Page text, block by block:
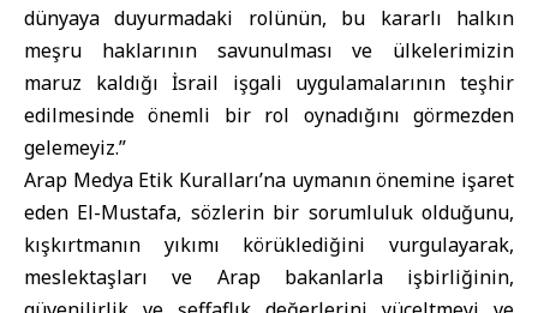
dünyaya duyurmadaki rolünün, bu kararlı halkın
meşru haklarının savunulması ve ülkelerimizin
maruz kaldığı İsrail işgali uygulamalarının teşhir
edilmesinde önemli bir rol oynadığını görmezden
gelemeyiz.”
Arap Medya Etik Kuralları’na uymanın önemine işaret
eden El-Mustafa, sözlerin bir sorumluluk olduğunu,
kışkırtmanın yıkımı körüklediğini vurgulayarak,
meslektaşları ve Arap bakanlarla işbirliğinin,